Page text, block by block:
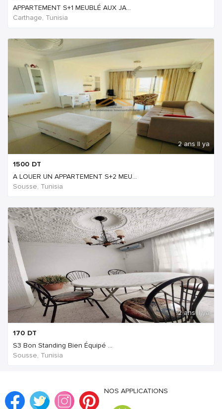
APPARTEMENT S+1 MEUBLÉ AUX JA...
Carthage, Tunisia
2 ans Il ya
1500 DT
A LOUER UN APPARTEMENT S+2 MEU...
Sousse, Tunisia
2 ans Il ya
170 DT
S3 Bon Standing Bien Équipé ...
Sousse, Tunisia
NOS APPLICATIONS